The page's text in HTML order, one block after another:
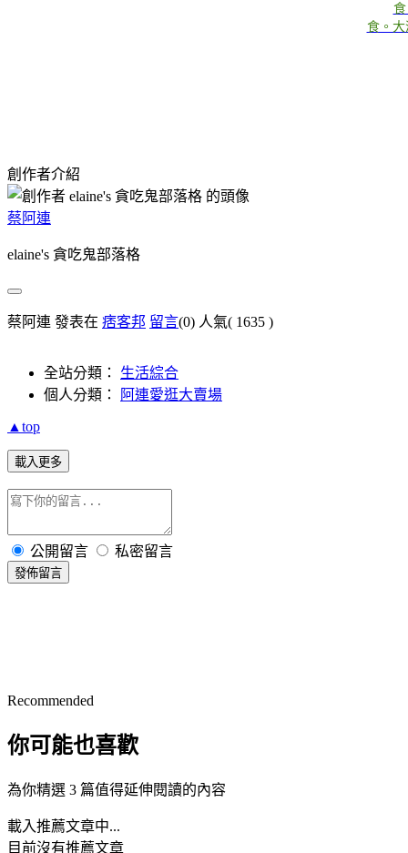
食。
創作者介紹
蔡阿連
elaine's 貪吃鬼部落格
蔡阿連 發表在 痞客邦 留言(0) 人氣( 1635 )
全站分類： 生活綜合
個人分類：
阿連愛逛大賣場
▲top
載入更多
公開留言 私密留言
發佈留言
Recommended
你可能也喜歡
為你精選 3 篇值得延伸閱讀的內容
載入推薦文章中...
目前沒有推薦文章